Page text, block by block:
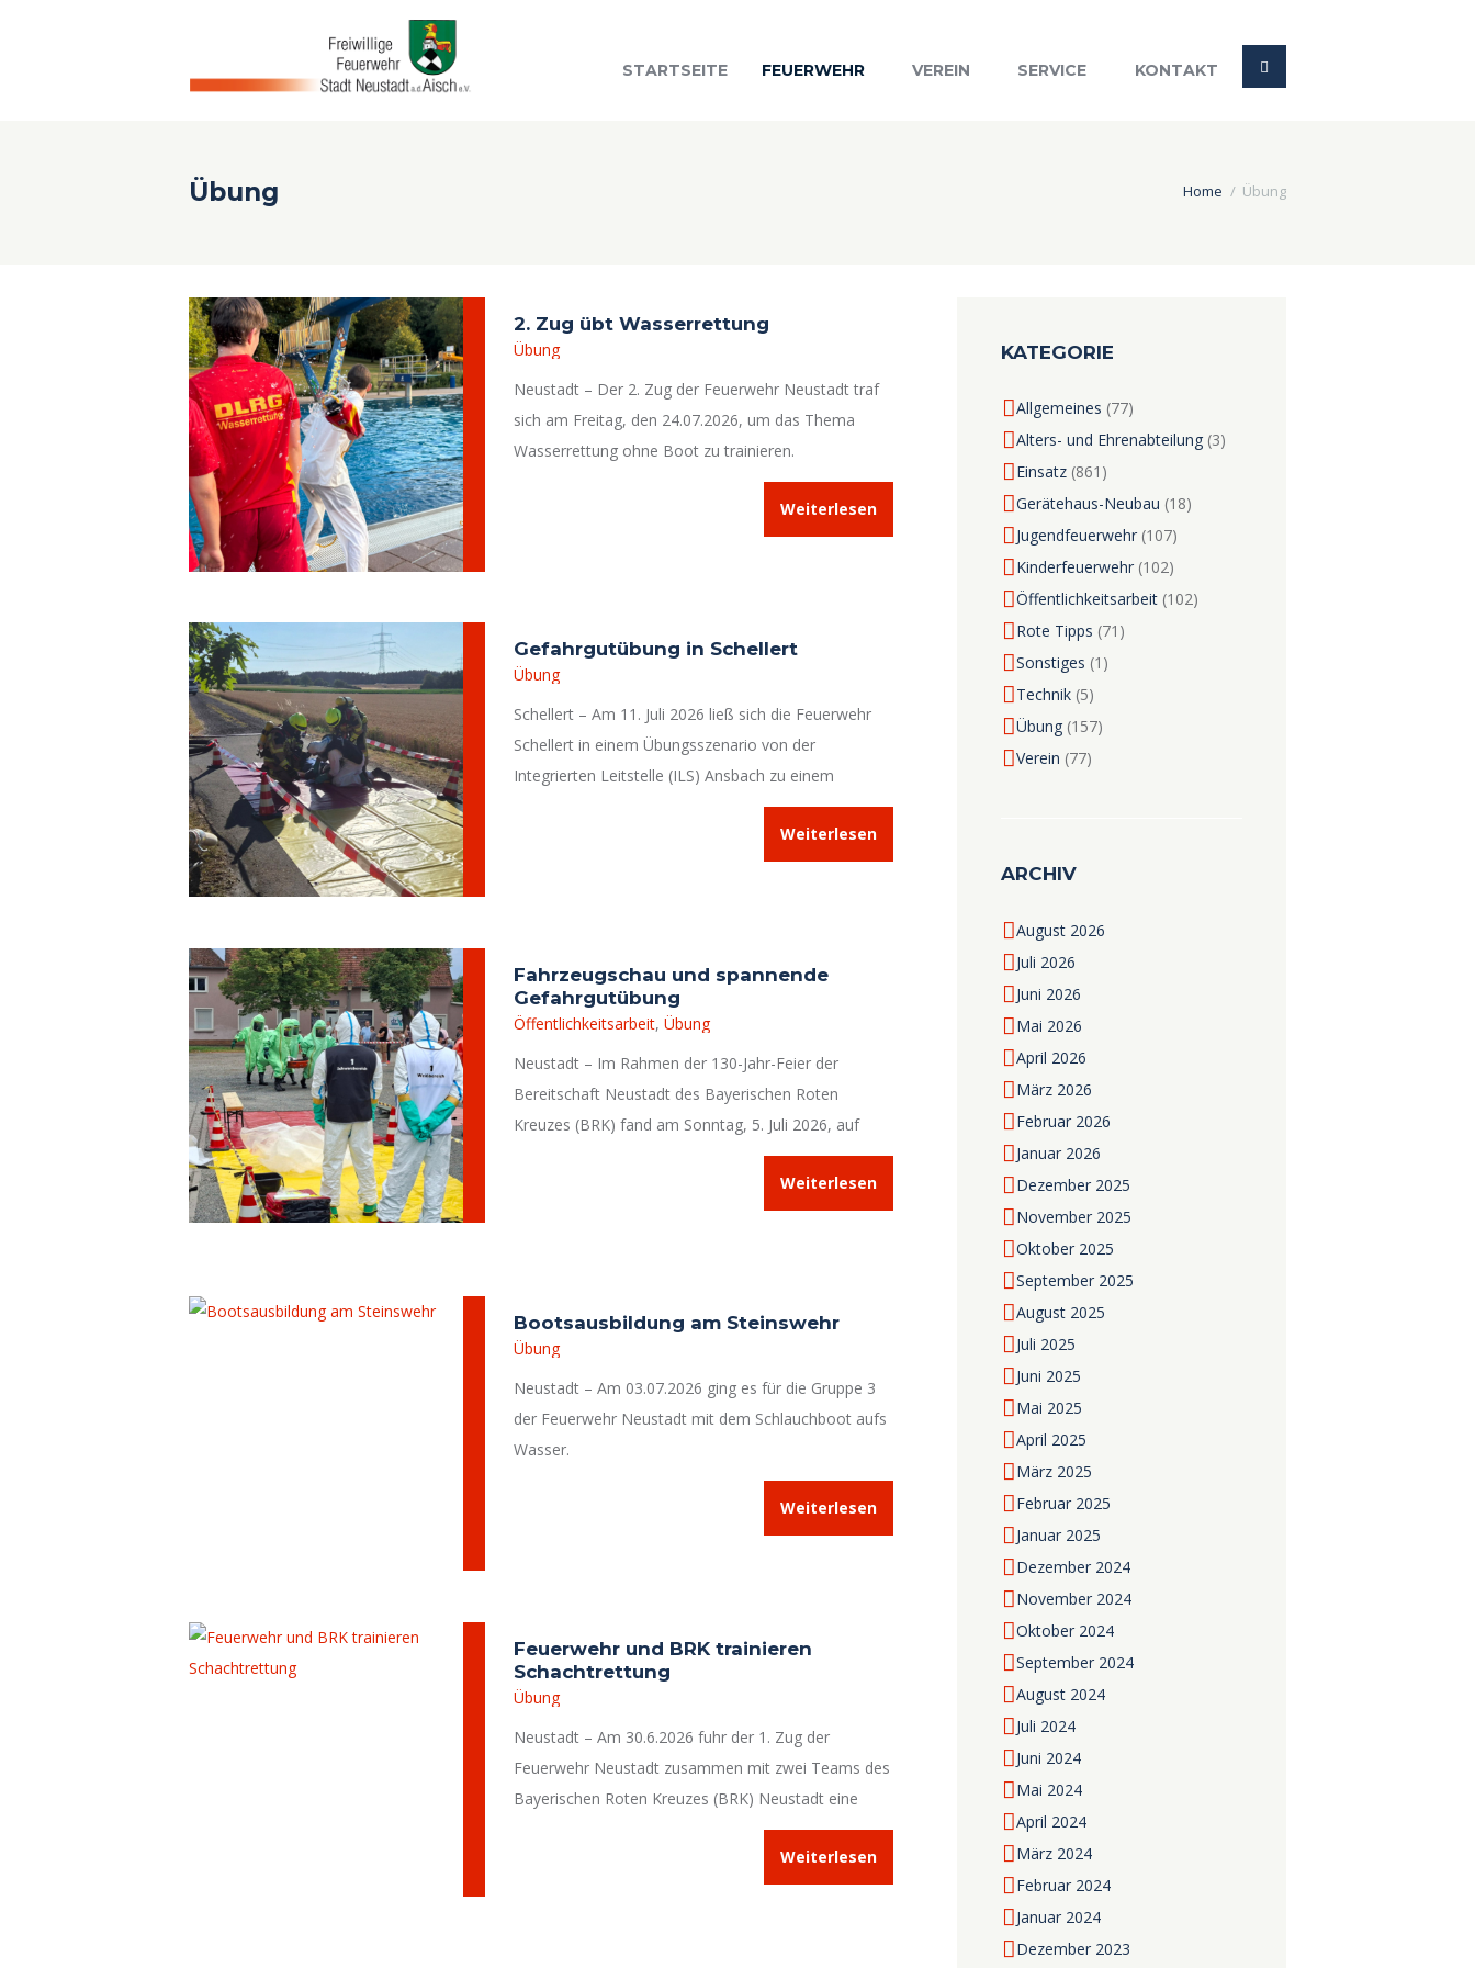
STARTSEITE FEUERWEHR VEREIN SERVICE KONTAKT
Übung Home Übung
2. Zug übt Wasserrettung
Übung
Neustadt – Der 2. Zug der Feuerwehr Neustadt traf
sich am Freitag, den 24.07.2026, um das Thema
Wasserrettung ohne Boot zu trainieren.
Weiterlesen
Gefahrgutübung in Schellert
Übung
Schellert – Am 11. Juli 2026 ließ sich die Feuerwehr
Schellert in einem Übungsszenario von der
Integrierten Leitstelle (ILS) Ansbach zu einem
THL 1) alarmieren.
Weiterlesen
Fahrzeugschau und spannende
Gefahrgutübung
Öffentlichkeitsarbeit,Übung
Neustadt – Im Rahmen der 130-Jahr-Feier der
Bereitschaft Neustadt des Bayerischen Roten
Kreuzes (BRK) fand am Sonntag, 5. Juli 2026, auf
dem Neustädter Festplatz ein Familientag mit
Fahrzeugshow statt, an dem sich auch die
Feuerwehr Neustadt aktiv beteiligte.
Weiterlesen
Bootsausbildung am Steinswehr
Übung
Neustadt – Am 03.07.2026 ging es für die Gruppe 3
der Feuerwehr Neustadt mit dem Schlauchboot aufs
Wasser.
Weiterlesen
Feuerwehr und BRK trainieren
Schachtrettung
Übung
Neustadt – Am 30.6.2026 fuhr der 1. Zug der
Feuerwehr Neustadt zusammen mit zwei Teams des
Bayerischen Roten Kreuzes (BRK) Neustadt eine
fiktive Einsatzstelle zwischen Oberstrahlbach und
Weiterlesen
KATEGORIE
Allgemeines (77)
Alters- und Ehrenabteilung(3)
Einsatz(861)
Gerätehaus-Neubau (18)
Jugendfeuerwehr(107)
Kinderfeuerwehr(102)
Öffentlichkeitsarbeit(102)
Rote Tipps (71)
Sonstiges (1)
Technik(5)
Übung(157)
Verein (77)
ARCHIV
August 2026
Juli 2026
Juni 2026
Mai 2026
April 2026
März 2026
Februar 2026
Januar 2026
Dezember 2025
November 2025
Oktober 2025
September 2025
August 2025
Juli 2025
Juni 2025
Mai 2025
April 2025
März 2025
Februar 2025
Januar 2025
Dezember 2024
November 2024
Oktober 2024
September 2024
August 2024
Juli 2024
Juni 2024
Mai 2024
April 2024
März 2024
Februar 2024
Januar 2024
Dezember 2023